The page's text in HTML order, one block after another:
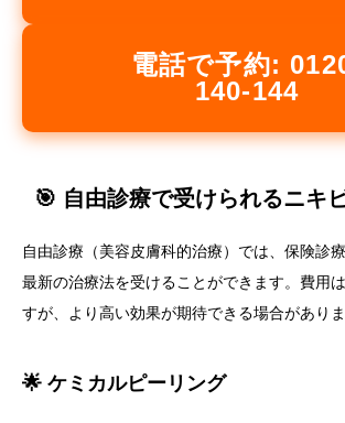
電話で予約:
140-144
🎯 自由診療で受けられるニキ
自由診療（美容皮膚科的治療）では、保険診
最新の治療法を受けることができます。費用
すが、より高い効果が期待できる場合がありま
🌟 ケミカルピーリング